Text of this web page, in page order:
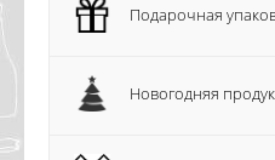
Подарочная
Новогодняя